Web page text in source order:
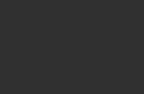
なことやポイントも紹介
・デメリットを初心者向けにわかり